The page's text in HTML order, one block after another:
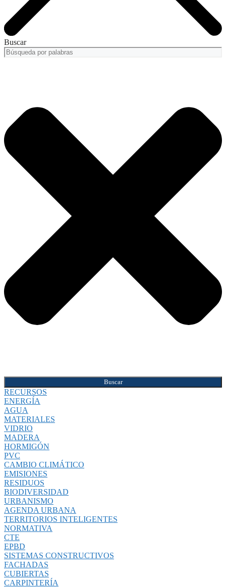
Buscar
Buscar
RECURSOS
ENERGÍA
AGUA
MATERIALES
VIDRIO
MADERA
HORMIGÓN
PVC
CAMBIO CLIMÁTICO
EMISIONES
RESIDUOS
BIODIVERSIDAD
URBANISMO
AGENDA URBANA
TERRITORIOS INTELIGENTES
NORMATIVA
CTE
EPBD
SISTEMAS CONSTRUCTIVOS
FACHADAS
CUBIERTAS
CARPINTERÍA